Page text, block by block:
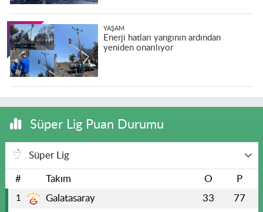
YAŞAM
Enerji hatları yangının ardından
yeniden onarılıyor
Süper Lig Puan Durumu
Süper Lig
# Takım O P
1 Galatasaray 33 77